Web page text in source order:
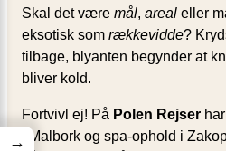
Skal det være mål, areal eller
eksotisk som rækkevidde?
tilbage, blyanten begynder at
bliver kold.
Fortvivl ej! På Polen Rejser
i Malbork og spa‐ophold i
→